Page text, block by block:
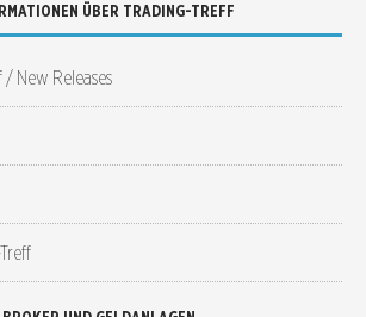
ÜBER TRADING-TREFF
New Releases